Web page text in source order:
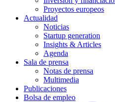
Proyectos europeos
Actualidad
Noticias
Startup generation
Insights & Articles
Agenda
Sala de prensa
Notas de prensa
Multimedia
Publicaciones
Bolsa de empleo